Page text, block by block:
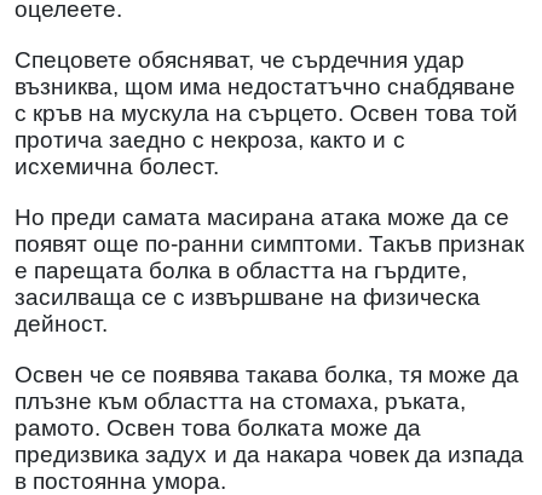
оцелеете.
Спецовете обясняват, че сърдечния удар
възниква, щом има недостатъчно снабдяване
с кръв на мускула на сърцето. Освен това той
протича заедно с некроза, както и с
исхемична болест.
Но преди самата масирана атака може да се
появят още по-ранни симптоми. Такъв признак
е парещата болка в областта на гърдите,
засилваща се с извършване на физическа
дейност.
Освен че се появява такава болка, тя може да
плъзне към областта на стомаха, ръката,
рамото. Освен това болката може да
предизвика задух и да накара човек да изпада
в постоянна умора.